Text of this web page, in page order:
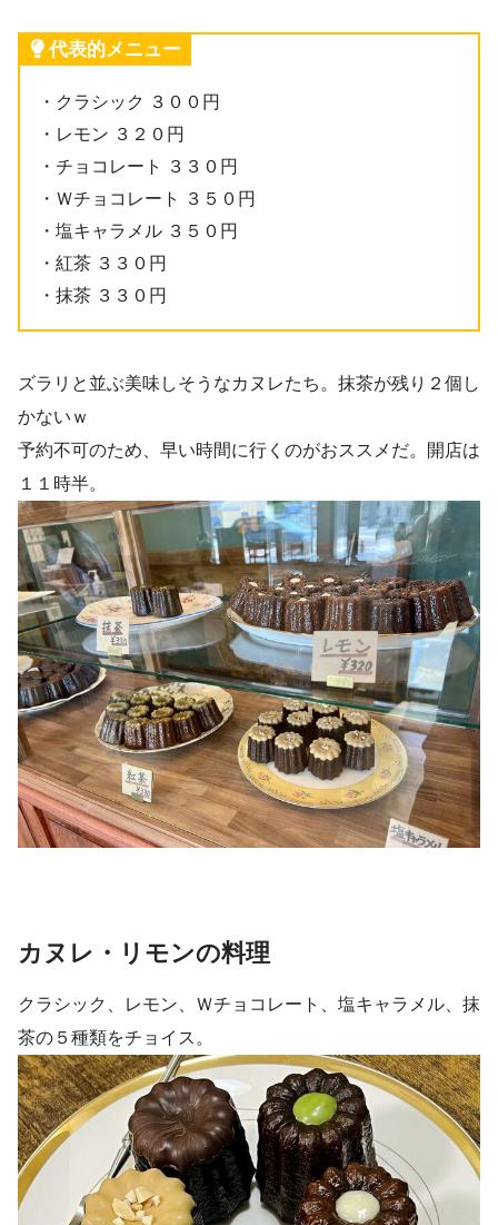
代表的メニュー
・クラシック ３００円
・レモン ３２０円
・チョコレート ３３０円
・Ｗチョコレート ３５０円
・塩キャラメル ３５０円
・紅茶 ３３０円
・抹茶 ３３０円
ズラリと並ぶ美味しそうなカヌレたち。抹茶が残り２個し
かないｗ
予約不可のため、早い時間に行くのがおススメだ。開店は
１１時半。
カヌレ・リモンの料理
クラシック、レモン、Ｗチョコレート、塩キャラメル、抹
茶の５種類をチョイス。